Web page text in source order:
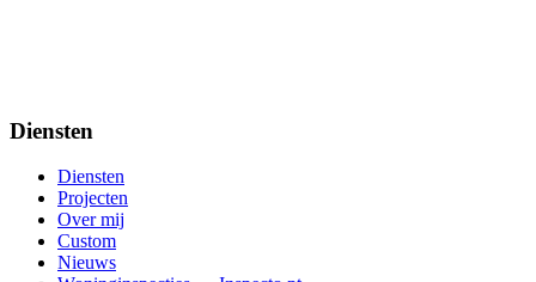
Diensten
Diensten
Projecten
Over mij
Custom
Nieuws